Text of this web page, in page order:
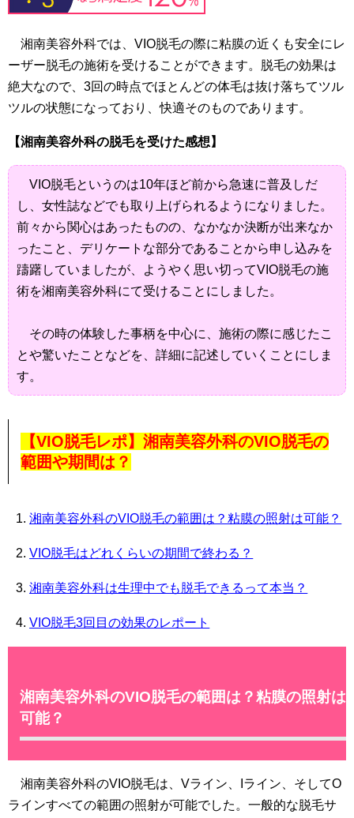
湘南美容外科では、VIO脱毛の際に粘膜の近くも安全にレ
ーザー脱毛の施術を受けることができます。脱毛の効果は
絶大なので、3回の時点でほとんどの体毛は抜け落ちてツル
ツルの状態になっており、快適そのものであります。
【湘南美容外科の脱毛を受けた感想】
VIO脱毛というのは10年ほど前から急速に普及しだ
し、女性誌などでも取り上げられるようになりました。
前々から関心はあったものの、なかなか決断が出来なか
ったこと、デリケートな部分であることから申し込みを
躊躇していましたが、ようやく思い切ってVIO脱毛の施
術を湘南美容外科にて受けることにしました。
その時の体験した事柄を中心に、施術の際に感じたこ
とや驚いたことなどを、詳細に記述していくことにしま
す。
【VIO脱毛レポ】湘南美容外科のVIO脱毛の
範囲や期間は？
湘南美容外科のVIO脱毛の範囲は？粘膜の照射は可能？
VIO脱毛はどれくらいの期間で終わる？
湘南美容外科は生理中でも脱毛できるって本当？
VIO脱毛3回目の効果のレポート
湘南美容外科のVIO脱毛の範囲は？粘膜の照射は
可能？
湘南美容外科のVIO脱毛は、Vライン、Iライン、そしてO
ラインすべての範囲の照射が可能でした。一般的な脱毛サ